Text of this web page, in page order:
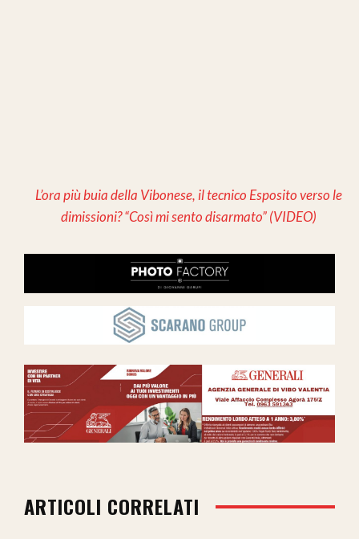
L’ora più buia della Vibonese, il tecnico Esposito verso le
dimissioni? “Così mi sento disarmato” (VIDEO)
ARTICOLI CORRELATI